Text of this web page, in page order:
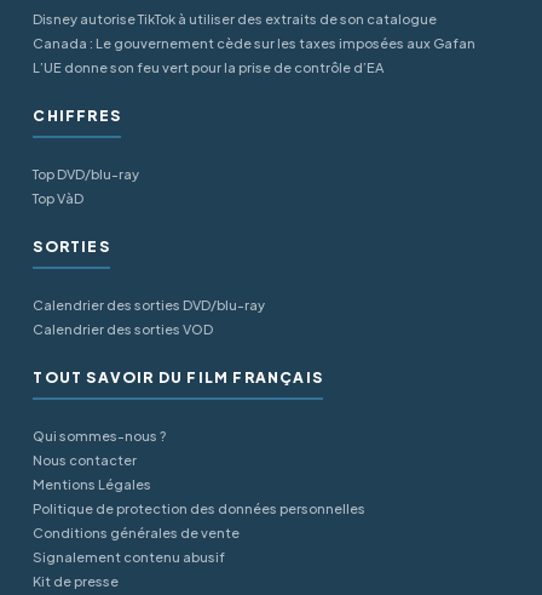
Disney autorise TikTok à utiliser des extraits de son catalogue
Canada : Le gouvernement cède sur les taxes imposées aux Gafan
L’UE donne son feu vert pour la prise de contrôle d’EA
CHIFFRES
Top DVD/blu-ray
Top VàD
SORTIES
Calendrier des sorties DVD/blu-ray
Calendrier des sorties VOD
TOUT SAVOIR DU FILM FRANÇAIS
Qui sommes-nous ?
Nous contacter
Mentions Légales
Politique de protection des données personnelles
Conditions générales de vente
Signalement contenu abusif
Kit de presse